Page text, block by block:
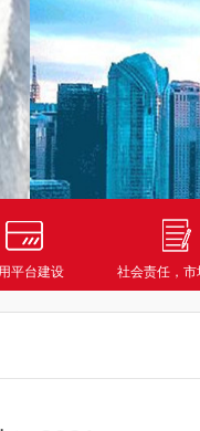
平台建设 社会责任，市